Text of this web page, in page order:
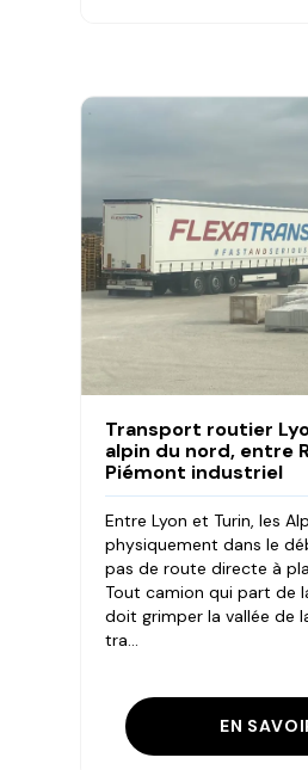
Transport routier
alpin du nord, entre
Piémont industriel
Entre Lyon et Turin, les
physiquement dans le
pas de route directe à
Tout camion qui part de
doit grimper la vallée de
tra...
EN